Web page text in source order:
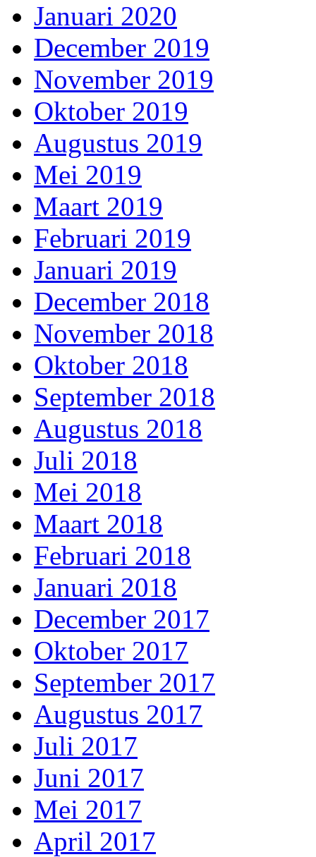
Januari 2020
December 2019
November 2019
Oktober 2019
Augustus 2019
Mei 2019
Maart 2019
Februari 2019
Januari 2019
December 2018
November 2018
Oktober 2018
September 2018
Augustus 2018
Juli 2018
Mei 2018
Maart 2018
Februari 2018
Januari 2018
December 2017
Oktober 2017
September 2017
Augustus 2017
Juli 2017
Juni 2017
Mei 2017
April 2017